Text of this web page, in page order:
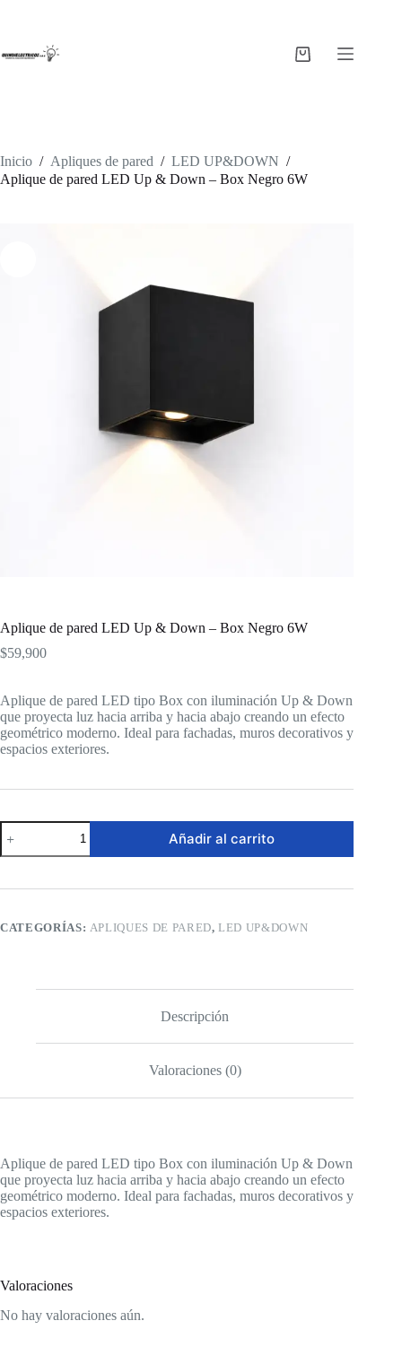
Carro
Inicio / Apliques de pared / LED UP&DOWN /
Aplique de pared LED Up & Down – Box Negro 6W
Aplique de pared LED Up & Down – Box Negro 6W
$59,900
Aplique de pared LED tipo Box con iluminación Up & Down
que proyecta luz hacia arriba y hacia abajo creando un efecto
geométrico moderno. Ideal para fachadas, muros decorativos y
espacios exteriores.
Aplique
de
pared
Up
–
Añadir al carrito
CATEGORÍAS: APLIQUES DE PARED,LED UP&DOWN
Descripción
Valoraciones (0)
Aplique de pared LED tipo Box con iluminación Up & Down
que proyecta luz hacia arriba y hacia abajo creando un efecto
geométrico moderno. Ideal para fachadas, muros decorativos y
espacios exteriores.
Valoraciones
No hay valoraciones aún.